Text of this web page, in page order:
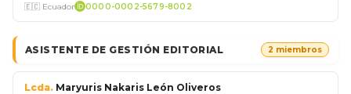
🇪🇨 Ecuador 0000-0002-5679-8002
ASISTENTE DE GESTIÓN EDITORIAL 2 miembros
Lcda. Maryuris Nakaris León Oliveros